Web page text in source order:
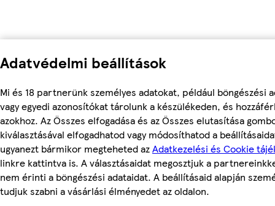
Adatvédelmi beállítások
Mi és 18 partnerünk személyes adatokat, például böngészési
vagy egyedi azonosítókat tárolunk a készülékeden, és
azokhoz. Az Összes elfogadása és az Összes elutasítása
kiválasztásával elfogadhatod vagy módosíthatod a
ugyanezt bármikor megteheted azAdatkezelési és Cookie
linkre kattintva is. A választásaidat megosztjuk a
nem érinti a böngészési adataidat. A beállításaid alapján
tudjuk szabni a vásárlási élményedet az oldalon.